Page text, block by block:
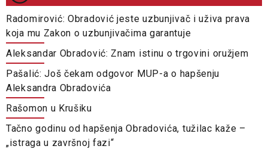
Radomirović: Obradović jeste uzbunjivač i uživa prava
koja mu Zakon o uzbunjivačima garantuje
Aleksandar Obradović: Znam istinu o trgovini oružjem
Pašalić: Još čekam odgovor MUP-a o hapšenju
Aleksandra Obradovića
Rašomon u Krušiku
Tačno godinu od hapšenja Obradovića, tužilac kaže –
„istraga u završnoj fazi“